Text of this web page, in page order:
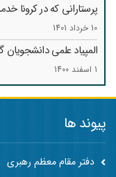
پرستارانی که در کرونا
10 خرداد 1401
المپیاد علمی
1 اسفند 1400
پیوند ها
دفتر مقام معظم رهبری